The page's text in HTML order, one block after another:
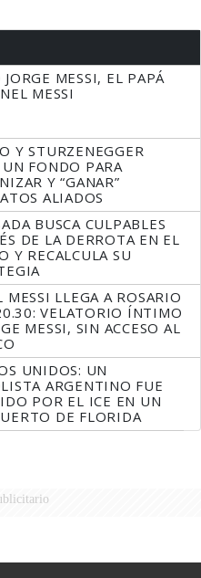
MESSI, EL PAPÁ
MESSI
Y STURZENEGGER
UN FONDO PARA
Y “GANAR”
ALIADOS
BUSCA CULPABLES
DE LA DERROTA EN EL
Y RECALCULA SU
MESSI LLEGA A ROSARIO
VELATORIO ÍNTIMO
MESSI, SIN ACCESO AL
UNIDOS: UN
ARGENTINO FUE
POR EL ICE EN UN
DE FLORIDA